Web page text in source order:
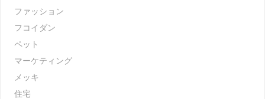
ファッション
フコイダン
ペット
マーケティング
メッキ
住宅